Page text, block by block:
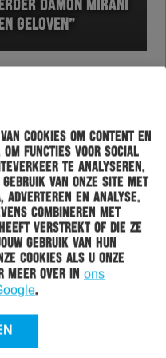
cookies om content en
functies voor social
te analyseren.
van onze site met
adverteren en analyse.
combineren met
verstrekt of die ze
gebruik van hun
cookies als u onze
meer over in ons
.
DAMON MIRANI
GELOVEN”
TREFFERS